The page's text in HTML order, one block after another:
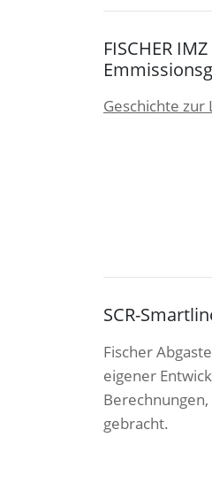
FISCHER
Geschichte zur
SCR-
Fischer
eigener
gebracht.